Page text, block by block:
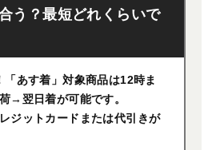
う？最短どれくらいで
あす着」対象商品は12時ま
→翌日着が可能です。
ジットカードまたは代引きが